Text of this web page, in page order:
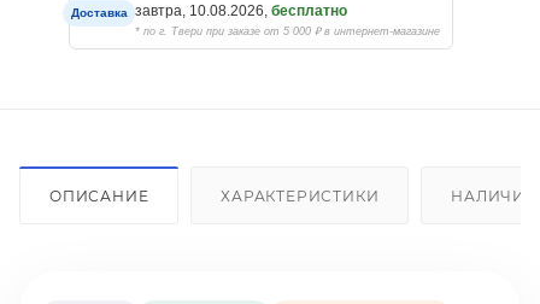
Доставка завтра, 10.08.2026, бесплатно
* по г. Твери при заказе от 5 000 ₽ в интернет-магазине
ОПИСАНИЕ ХАРАКТЕРИСТИКИ НАЛИЧИЕ